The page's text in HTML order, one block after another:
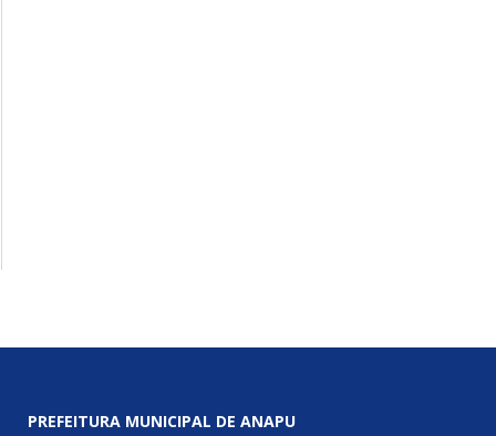
PREFEITURA MUNICIPAL DE ANAPU